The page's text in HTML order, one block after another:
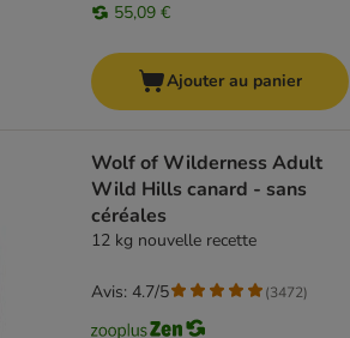
55,09 €
Ajouter au panier
Wolf of Wilderness Adult
Wild Hills canard - sans
céréales
12 kg nouvelle recette
Avis: 4.7/5 (3472)